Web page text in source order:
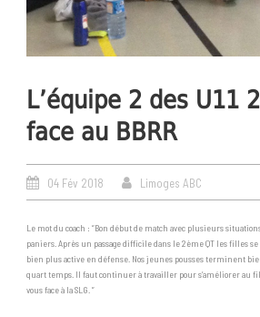
L’équipe 2 des U11
face au BBRR
04 Fév 2018 Limoges ABC
Le mot du coach : “Bon début de match avec plusieurs
paniers. Après un passage difficile dans le 2ème QT les filles
bien plus active en défense. Nos jeunes pousses terminent
quart temps. Il faut continuer à travailler pour s’améliorer au
vous face à la SLG. ”